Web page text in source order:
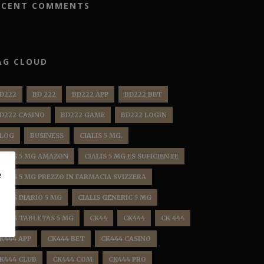
COMMENTS
CLOUD
BD 222 BD222 APP BD222 BET
CASINO BD222 GAME BD222 LOGIN
BUSINESS CIALIS 5 MG.
5 MG AMAZON CIALIS 5 MG ES SUFICIENTE
5 MG PREZZO IN FARMACIA SVIZZERA
DIARIO 5 MG CIALIS GENERIC 5 MG
TABLETAS 5 MG CK44 CK444 CK 444
APP CK444 BET CK444 CASINO
CLUB CK444 COM CK444 PRO